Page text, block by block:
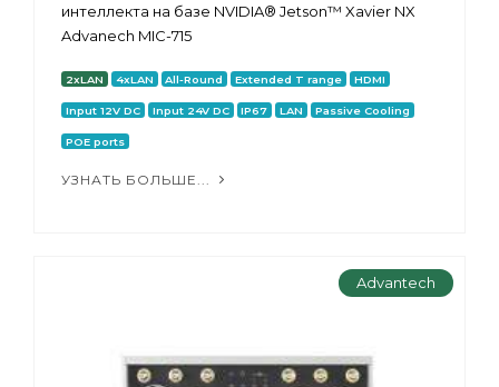
интеллекта на базе NVIDIA® Jetson™ Xavier NX
Advanech MIC-715
2xLAN 4xLAN All-Round Extended T range HDMI
Input 12V DC Input 24V DC IP67 LAN Passive Cooling
POE ports
УЗНАТЬ БОЛЬШЕ...
Advantech